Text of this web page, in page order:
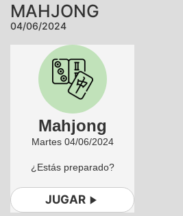
MAHJONG
04/06/2024
Mahjong
Martes 04/06/2024
¿Estás preparado?
JUGAR